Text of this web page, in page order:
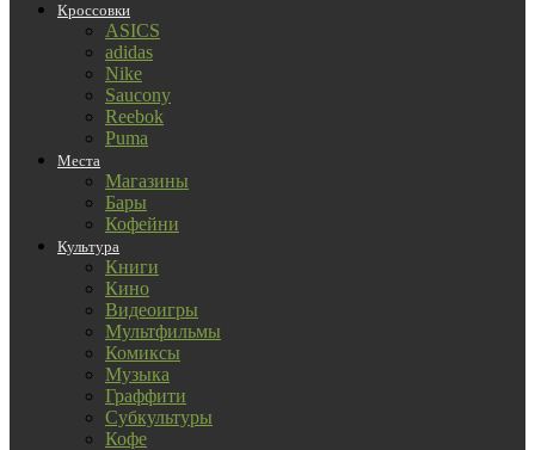
Кроссовки
ASICS
adidas
Nike
Saucony
Reebok
Puma
Места
Магазины
Бары
Кофейни
Культура
Книги
Кино
Видеоигры
Мультфильмы
Комиксы
Музыка
Граффити
Субкультуры
Кофе